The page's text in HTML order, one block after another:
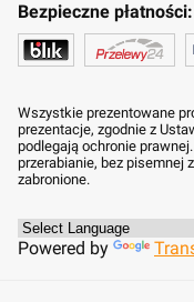
Bezpieczne płatności:
Wszystkie prezentowane
prezentacje, zgodnie z
podlegają ochronie
przerabianie, bez pisemnej
zabronione.
Powered by